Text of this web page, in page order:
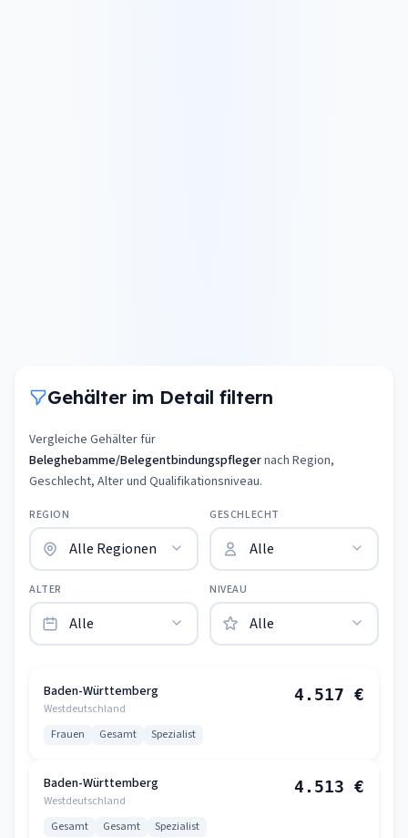
Gehälter im Detail filtern
Vergleiche Gehälter für
Beleghebamme/Belegentbindungspflegernach Region,
Geschlecht, Alter und Qualifikationsniveau.
REGION GESCHLECHT
ALTER NIVEAU
Baden-Württemberg
Westdeutschland
4.517 €
Frauen Gesamt Spezialist
Baden-Württemberg
Westdeutschland
4.513 €
Gesamt Gesamt Spezialist